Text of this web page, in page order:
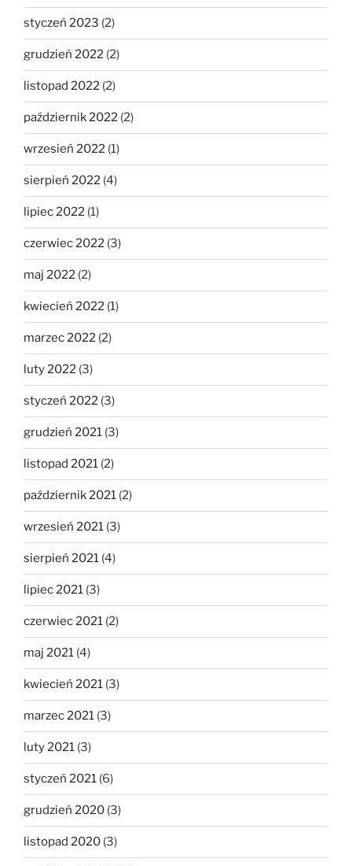
styczeń 2023 (2)
grudzień 2022 (2)
listopad 2022 (2)
październik 2022 (2)
wrzesień 2022 (1)
sierpień 2022 (4)
lipiec 2022 (1)
czerwiec 2022 (3)
maj 2022 (2)
kwiecień 2022 (1)
marzec 2022 (2)
luty 2022 (3)
styczeń 2022 (3)
grudzień 2021 (3)
listopad 2021 (2)
październik 2021 (2)
wrzesień 2021 (3)
sierpień 2021 (4)
lipiec 2021 (3)
czerwiec 2021 (2)
maj 2021 (4)
kwiecień 2021 (3)
marzec 2021 (3)
luty 2021 (3)
styczeń 2021 (6)
grudzień 2020 (3)
listopad 2020 (3)